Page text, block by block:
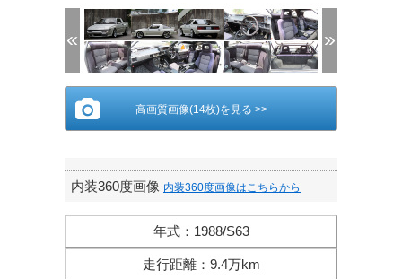
(1/14)
高画質画像(14枚)を見る >>
内装360度画像 内装360度画像はこちらから
年式： 1988/S63
走行距離： 9.4万km